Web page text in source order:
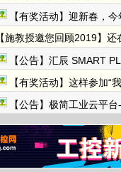
【有奖活动】迎新春，
【施教授邀您回顾2019】
【公告】汇辰 SMART
【有奖活动】这样参加“
【公告】极简工业云平台-